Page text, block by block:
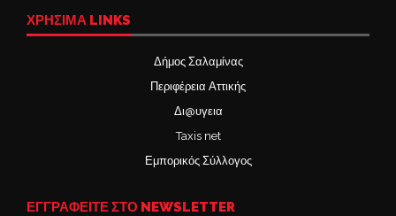
ΧΡΉΣΙΜΑ LINKS
Δήμος Σαλαμίνας
Περιφέρεια Αττικής
Δι@υγεια
Taxis net
Εμπορικός Σύλλογος
ΕΓΓΡΑΦΕΙΤΕ ΣΤΟ NEWSLETTER